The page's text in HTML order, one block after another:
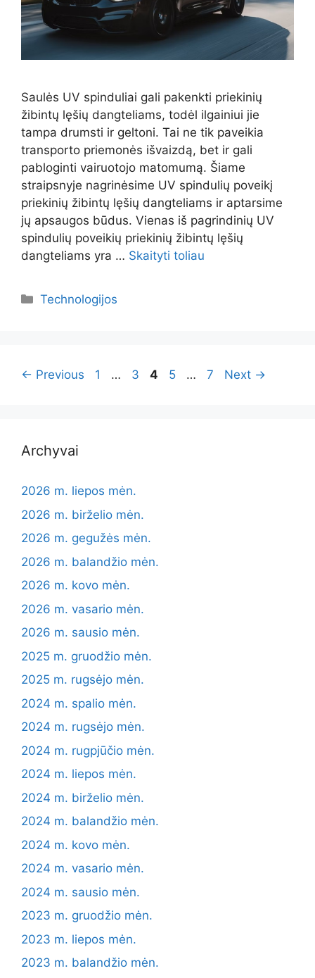
Saulės UV spinduliai gali pakenkti priekinių
žibintų lęšių dangteliams, todėl ilgainiui jie
tampa drumsti ir geltoni. Tai ne tik paveikia
transporto priemonės išvaizdą, bet ir gali
pabloginti vairuotojo matomumą. Šiame
straipsnyje nagrinėsime UV spindulių poveikį
priekinių žibintų lęšių dangteliams ir aptarsime
jų apsaugos būdus. Vienas iš pagrindinių UV
spindulių poveikių priekinių žibintų lęšių
dangteliams yra … Skaityti toliau
Kategorijos
Technologijos
← Previous Page
1 … Page
3 Page
4 Page
5 … Page
7 Next →
Archyvai
2026 m. liepos mėn.
2026 m. birželio mėn.
2026 m. gegužės mėn.
2026 m. balandžio mėn.
2026 m. kovo mėn.
2026 m. vasario mėn.
2026 m. sausio mėn.
2025 m. gruodžio mėn.
2025 m. rugsėjo mėn.
2024 m. spalio mėn.
2024 m. rugsėjo mėn.
2024 m. rugpjūčio mėn.
2024 m. liepos mėn.
2024 m. birželio mėn.
2024 m. balandžio mėn.
2024 m. kovo mėn.
2024 m. vasario mėn.
2024 m. sausio mėn.
2023 m. gruodžio mėn.
2023 m. liepos mėn.
2023 m. balandžio mėn.